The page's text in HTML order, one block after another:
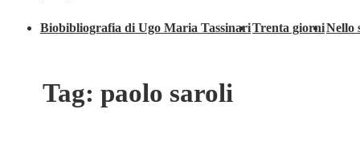
Biobibliografia di Ugo Maria TassinariTrenta giorniNello
Tag: paolo saroli